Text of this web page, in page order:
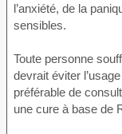
l’anxiété, de la
sensibles.
Toute personne
devrait éviter
préférable de
une cure à base de